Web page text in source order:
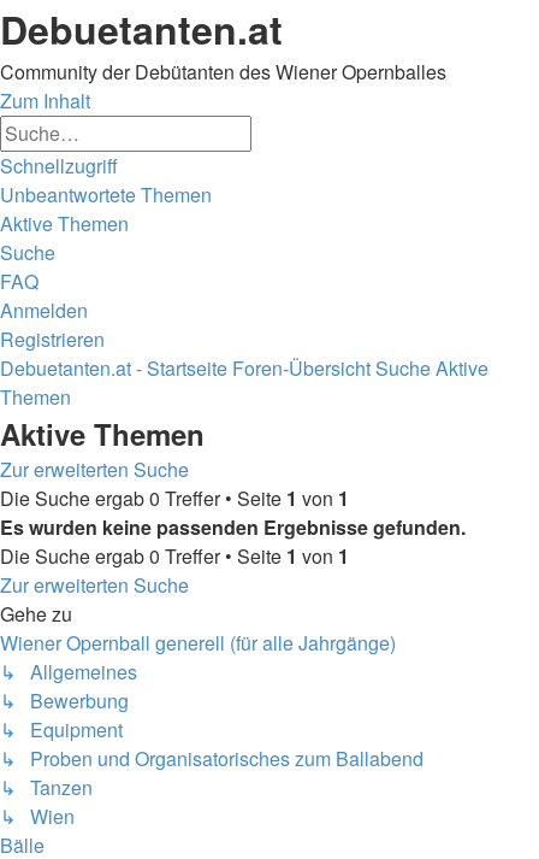
Debuetanten.at
Community der Debütanten des Wiener Opernballes
Zum Inhalt
Schnellzugriff
Unbeantwortete Themen
Aktive Themen
Suche
FAQ
Anmelden
Registrieren
Debuetanten.at - Startseite Foren-ÜbersichtSucheAktive
Themen
Suche
Aktive Themen
Zur erweiterten Suche
Die Suche ergab 0 Treffer • Seite 1 von 1
Es wurden keine passenden Ergebnisse gefunden.
Die Suche ergab 0 Treffer • Seite 1 von 1
Zur erweiterten Suche
Gehe zu
Wiener Opernball generell (für alle Jahrgänge)
↳ Allgemeines
↳ Bewerbung
↳ Equipment
↳ Proben und Organisatorisches zum Ballabend
↳ Tanzen
↳ Wien
Bälle